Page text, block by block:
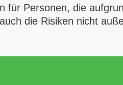
für Personen, die
die Risiken nicht